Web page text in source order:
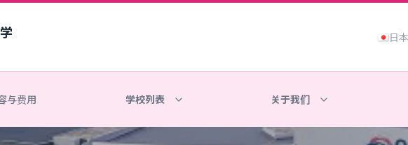
日
与费用 学校列表 关于我们